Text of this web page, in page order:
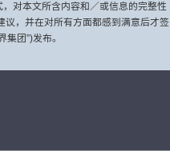
对本文所含内容和／或信息的完整性
议，并在对所有方面都感到满意后才签
团”)发布。